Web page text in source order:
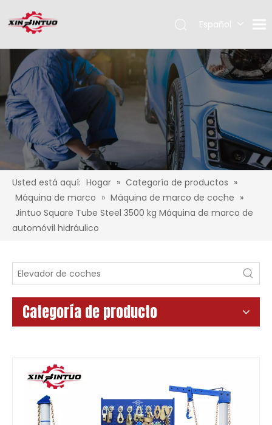
Español
Pусский
Usted está aquí: Hogar » Categoría de productos »
Máquina de marco » Máquina de marco de coche »
Jintuo Square Tube Steel 3500 kg Máquina de marco de
automóvil hidráulico
Categoría de producto